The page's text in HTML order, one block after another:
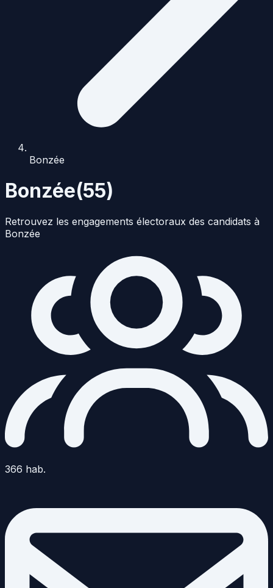
Bonzée
Bonzée(55)
Retrouvez les engagements électoraux des candidats à
Bonzée
366 hab.